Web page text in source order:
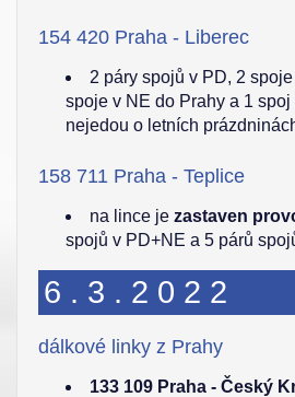
154 420 Praha - Liberec
2 páry spojů v PD, 2
spoje v NE do Prahy a 1
nejedou o letních
158 711 Praha - Teplice
na lince je zastaven
spojů v PD+NE a 5 párů
6.3.2022
dálkové linky z Prahy
133 109 Praha - Český